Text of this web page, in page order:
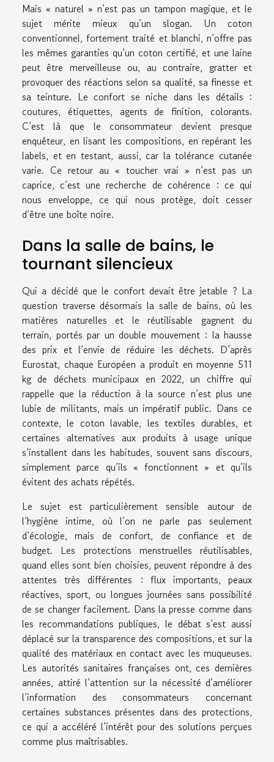
Mais « naturel » n’est pas un tampon magique, et le
sujet mérite mieux qu’un slogan. Un coton
conventionnel, fortement traité et blanchi, n’offre pas
les mêmes garanties qu’un coton certifié, et une laine
peut être merveilleuse ou, au contraire, gratter et
provoquer des réactions selon sa qualité, sa finesse et
sa teinture. Le confort se niche dans les détails :
coutures, étiquettes, agents de finition, colorants.
C’est là que le consommateur devient presque
enquêteur, en lisant les compositions, en repérant les
labels, et en testant, aussi, car la tolérance cutanée
varie. Ce retour au « toucher vrai » n’est pas un
caprice, c’est une recherche de cohérence : ce qui
nous enveloppe, ce qui nous protège, doit cesser
d’être une boîte noire.
Dans la salle de bains, le
tournant silencieux
Qui a décidé que le confort devait être jetable ? La
question traverse désormais la salle de bains, où les
matières naturelles et le réutilisable gagnent du
terrain, portés par un double mouvement : la hausse
des prix et l’envie de réduire les déchets. D’après
Eurostat, chaque Européen a produit en moyenne 511
kg de déchets municipaux en 2022, un chiffre qui
rappelle que la réduction à la source n’est plus une
lubie de militants, mais un impératif public. Dans ce
contexte, le coton lavable, les textiles durables, et
certaines alternatives aux produits à usage unique
s’installent dans les habitudes, souvent sans discours,
simplement parce qu’ils « fonctionnent » et qu’ils
évitent des achats répétés.
Le sujet est particulièrement sensible autour de
l’hygiène intime, où l’on ne parle pas seulement
d’écologie, mais de confort, de confiance et de
budget. Les protections menstruelles réutilisables,
quand elles sont bien choisies, peuvent répondre à des
attentes très différentes : flux importants, peaux
réactives, sport, ou longues journées sans possibilité
de se changer facilement. Dans la presse comme dans
les recommandations publiques, le débat s’est aussi
déplacé sur la transparence des compositions, et sur la
qualité des matériaux en contact avec les muqueuses.
Les autorités sanitaires françaises ont, ces dernières
années, attiré l’attention sur la nécessité d’améliorer
l’information des consommateurs concernant
certaines substances présentes dans des protections,
ce qui a accéléré l’intérêt pour des solutions perçues
comme plus maîtrisables.